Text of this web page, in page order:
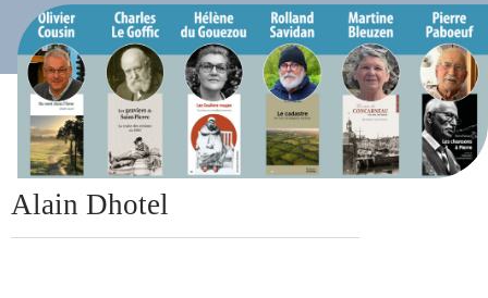
Alain Dhotel